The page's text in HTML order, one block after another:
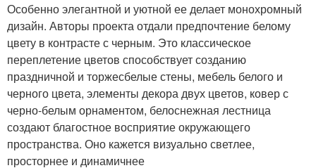
Особенно элегантной и уютной ее делает монохромный
дизайн. Авторы проекта отдали предпочтение белому
цвету в контрасте с черным. Это классическое
переплетение цветов способствует созданию
праздничной и торжесбелые стены, мебель белого и
черного цвета, элементы декора двух цветов, ковер с
черно-белым орнаментом, белоснежная лестница
создают благостное восприятие окружающего
пространства. Оно кажется визуально светлее,
просторнее и динамичнее